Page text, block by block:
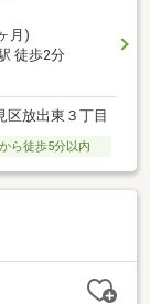
月)
徒歩2分
区放出東３丁目
ら徒歩5分以内